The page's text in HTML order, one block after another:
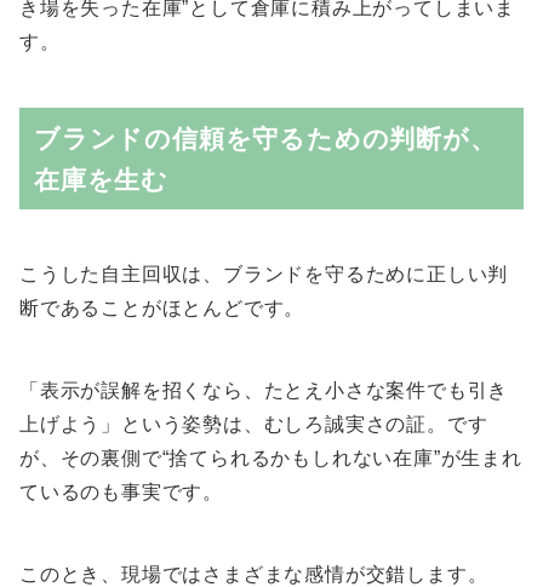
き場を失った在庫”として倉庫に積み上がってしまいま
す。
ブランドの信頼を守るための判断が、
在庫を生む
こうした自主回収は、ブランドを守るために正しい判
断であることがほとんどです。
「表示が誤解を招くなら、たとえ小さな案件でも引き
上げよう」という姿勢は、むしろ誠実さの証。です
が、その裏側で“捨てられるかもしれない在庫”が生まれ
ているのも事実です。
このとき、現場ではさまざまな感情が交錯します。